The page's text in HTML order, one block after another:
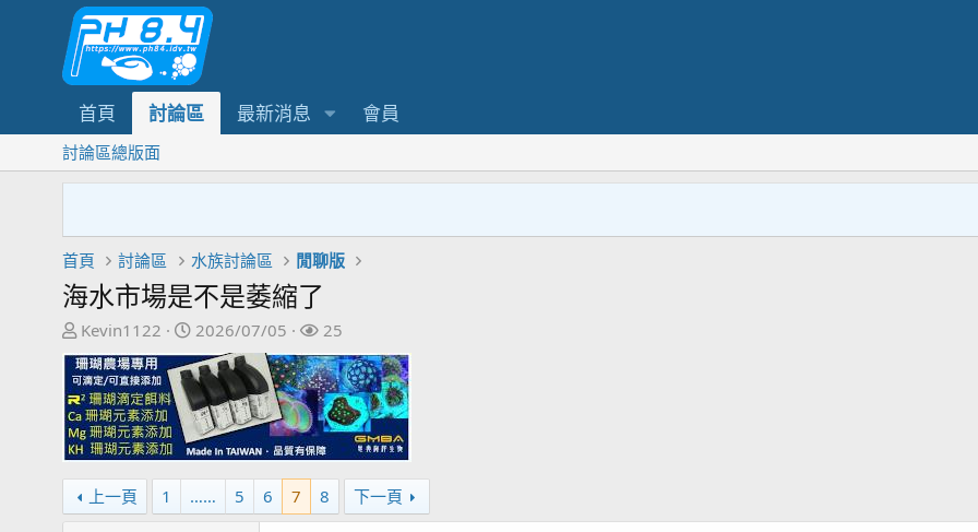
首頁 討論區 最新消息 會員
討論區總版面
首頁 討論區 水族討論區 閒聊版
海水市場是不是萎縮了
主
題
發
起
人
Kevin1122
開
始
日
期
2026/07/05
關
注
者
25
上一頁 1 …… 5 6 7 8 下一頁